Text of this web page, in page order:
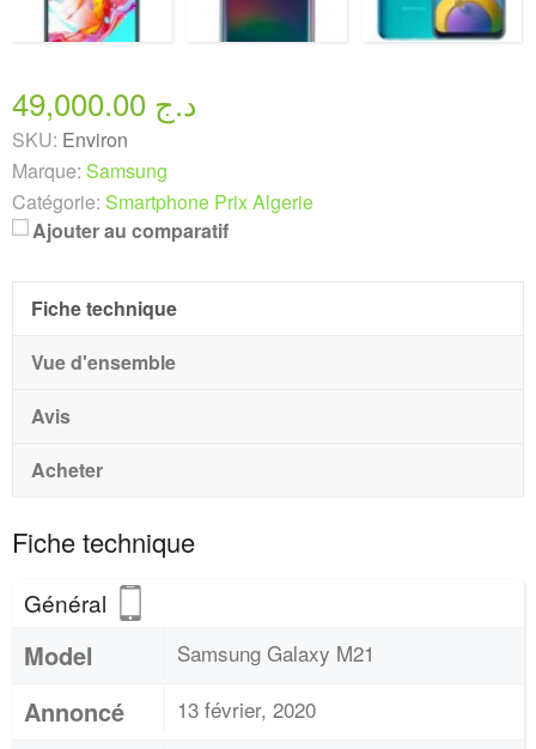
49,000.00 د.ج
SKU: Environ
Marque: Samsung
Catégorie: Smartphone Prix Algerie
Ajouter au comparatif
Fiche technique
Vue d'ensemble
Avis
Acheter
Fiche technique
Général
Model Samsung Galaxy M21
Annoncé 13 février, 2020